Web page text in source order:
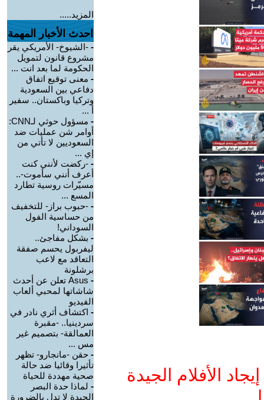
الأفلام الجيدة
المزيد.....
احدث الأخبار المهمة
- -الشيوخ- الأمريكي يقر
مشروع قانون لتمويل
الحكومة لما بعد انت ...
- معنى توقيع اتفاق
دفاعي بين السعودية
وتركيا وباكستان.. سفير
أ ...
-
مسؤول حوثي لـCNN:
أوامر شن عمليات ضد
السعوديين لا تأتي من
إي ...
- -ركضت لأنني كنت
أعرف أنني سأموت-..
مسيّرات روسية تطارد
المسع ...
- -حبوب براز- للتخفيف
من حساسية الفول
السوداني!
- بشكل مفاجئ..
ليفربول يحسم صفقة
التعاقد مع لاعب
برشلونة
-
Asus تعلن عن أحدث
شاشاتها لمحبي ألعاب
الفيديو
- اكتشاف أثري نادر في
سردينيا.. -مقبرة
العمالقة- بتصميم غير
مس ...
- حقن -مانجارو- تظهر
تأثيرا وقائيا ضد حالة
صحية مهددة للحياة
- لماذا حدة البصر
الجيدة لا تدل بالضرورة